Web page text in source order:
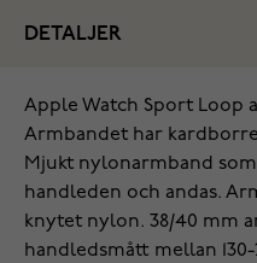
DETALJER
Apple Watch Sport Loop
Armbandet har
Mjukt nylonarmband
handleden och andas.
knytet nylon. 38/40 mm
handledsmått mellan